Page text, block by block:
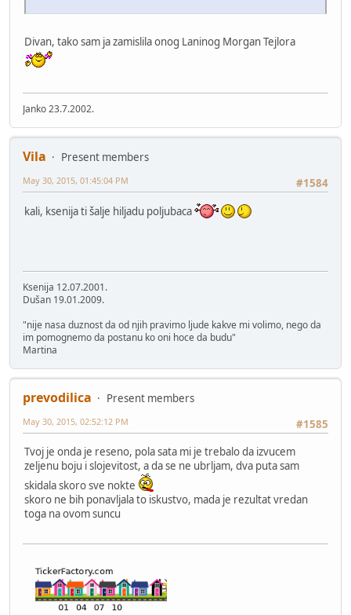
Divan, tako sam ja zamislila onog Laninog Morgan Tejlora
Janko 23.7.2002.
Vila
Present members
#1584
May 30, 2015, 01:45:04 PM
kali, ksenija ti šalje hiljadu poljubaca
Ksenija 12.07.2001.
Dušan 19.01.2009.
"nije nasa duznost da od njih pravimo ljude kakve mi volimo, nego da
im pomognemo da postanu ko oni hoce da budu"
Martina
prevodilica
Present members
#1585
May 30, 2015, 02:52:12 PM
Tvoj je onda je reseno, pola sata mi je trebalo da izvucem
zeljenu boju i slojevitost, a da se ne ubrljam, dva puta sam
skidala skoro sve nokte
skoro ne bih ponavljala to iskustvo, mada je rezultat vredan
toga na ovom suncu